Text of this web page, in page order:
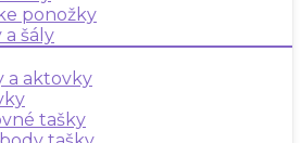
ponožky
a šály
a aktovky
tašky